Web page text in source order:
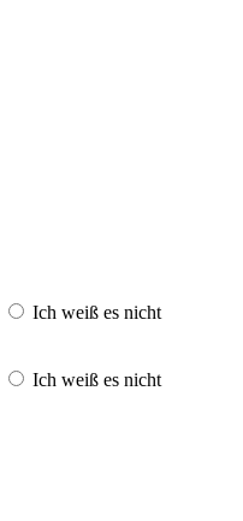
Ich weiß es nicht
Ich weiß es nicht